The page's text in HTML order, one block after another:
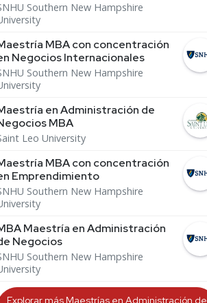
Southern New Hampshire
MBA con concentración
Negocios Internacionales
Southern New Hampshire
en Administración de
MBA
Leo University
MBA con concentración
Emprendimiento
Southern New Hampshire
Maestría en Administración
Negocios
Southern New Hampshire
Explorar más Maestrías en Administración de